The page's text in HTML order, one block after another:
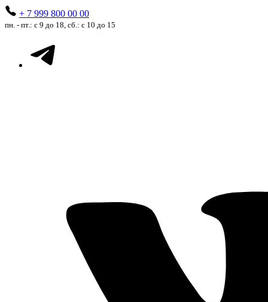
+ 7 999 800 00 00
пн. - пт.: с 9 до 18, сб.: с 10 до 15